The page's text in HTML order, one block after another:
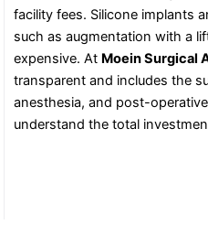
facility fees. Silicone implants
such as augmentation with a
expensive. At Moein Surgical
transparent and includes the
anesthesia, and post-
understand the total